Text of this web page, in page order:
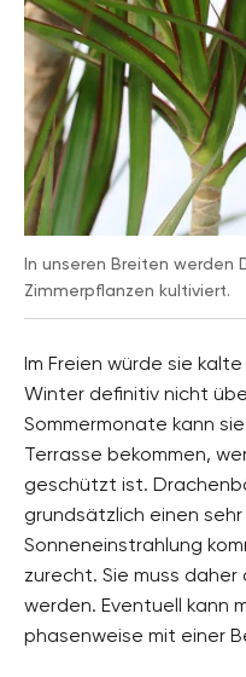
In unseren Breiten werden
Zimmerpflanzen kultiviert.
Im Freien würde sie
Winter definitiv nicht
Sommermonate kann
Terrasse bekommen,
geschützt ist.
grundsätzlich einen
Sonneneinstrahlung
zurecht. Sie muss
werden. Eventuell kann
phasenweise mit einer